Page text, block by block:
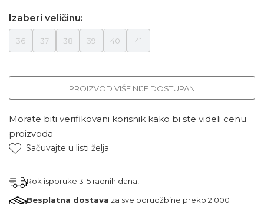
Izaberi veličinu:
36 37 38 39 40 41
PROIZVOD VIŠE NIJE DOSTUPAN
Morate biti verifikovani korisnik kako bi ste videli cenu
proizvoda
Sačuvajte u listi želja
Rok isporuke 3-5 radnih dana!
Besplatna dostava za sve porudžbine preko 2.000